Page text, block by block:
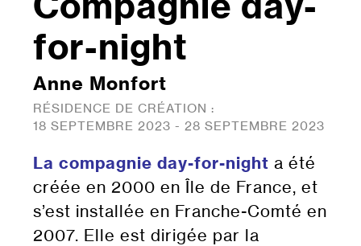
for-night
Anne Monfort
RÉSIDENCE DE CRÉATION :
18 SEPTEMBRE 2023 - 28 SEPTEMBRE 2023
La compagnie day-for-night a été
créée en 2000 en Île de France, et
s’est installée en Franche-Comté en
2007. Elle est dirigée par la